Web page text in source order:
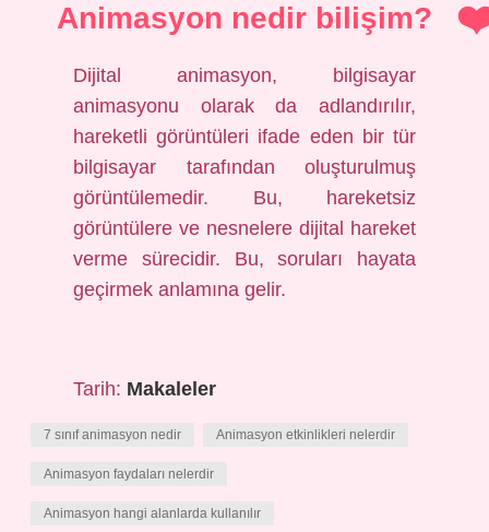
Animasyon nedir bilişim?
Dijital animasyon, bilgisayar
animasyonu olarak da adlandırılır,
hareketli görüntüleri ifade eden bir tür
bilgisayar tarafından oluşturulmuş
görüntülemedir. Bu, hareketsiz
görüntülere ve nesnelere dijital hareket
verme sürecidir. Bu, soruları hayata
geçirmek anlamına gelir.
Tarih: Makaleler
7 sınıf animasyon nedir Animasyon etkinlikleri nelerdir
Animasyon faydaları nelerdir
Animasyon hangi alanlarda kullanılır